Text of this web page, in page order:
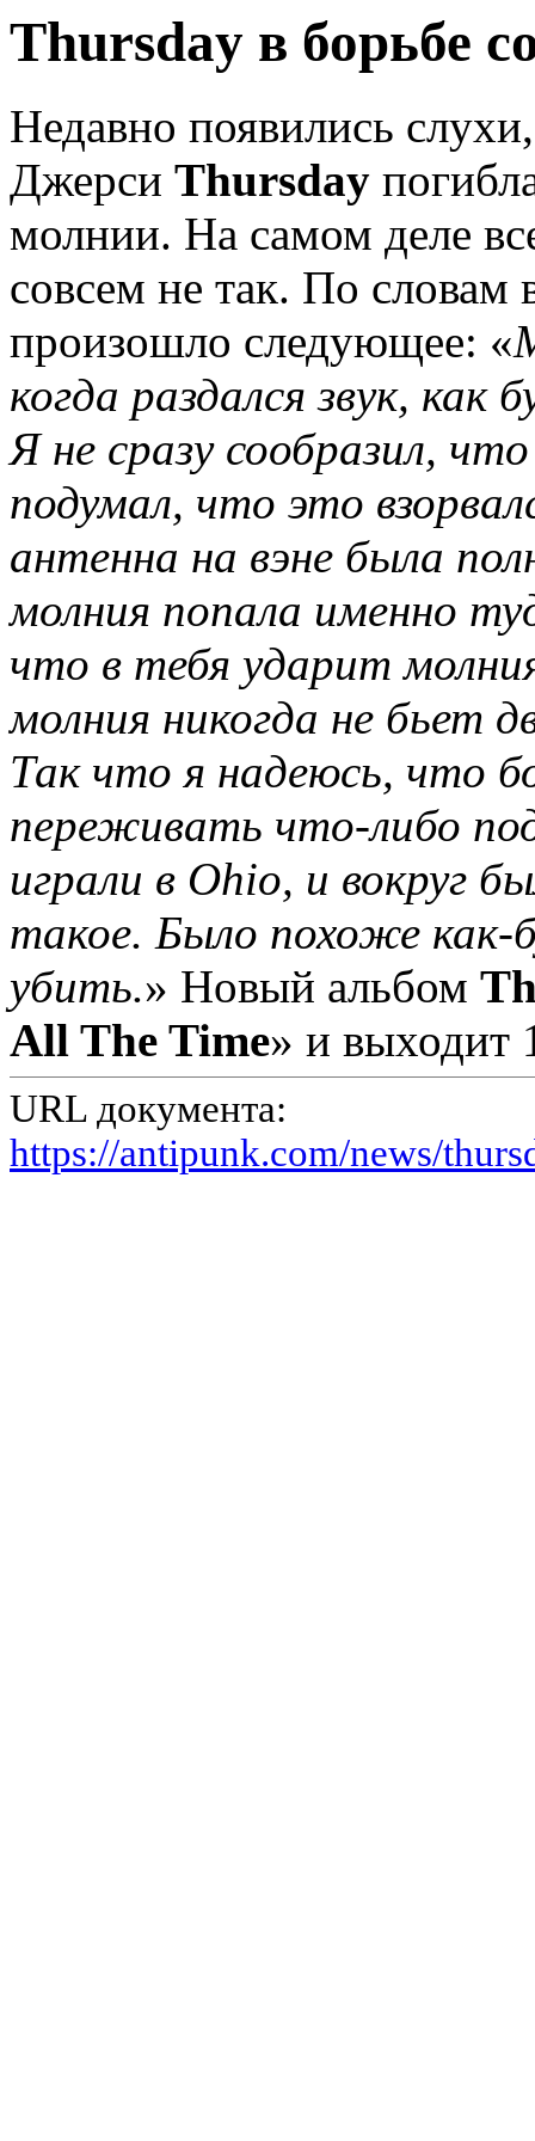
Thursday в борьбе
Недавно появились
Джерси Thursday
молнии. На самом деле
совсем не так. По словам
произошло следующее: «
когда раздался звук, как
Я не сразу сообразил,
подумал, что это
антенна на вэне была
молния попала именно
что в тебя ударит
молния никогда не бьет
Так что я надеюсь, что
переживать что-либо
играли в Ohio, и вокруг
такое. Было похоже
убить.» Новый альбом
All The Time» и выходит
URL документа:
https://antipunk.com/news/